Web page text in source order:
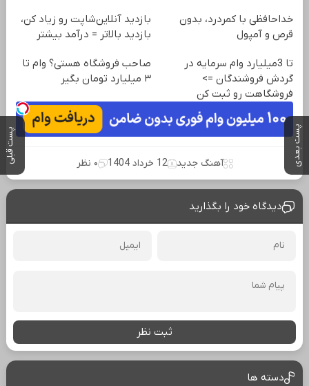
پست بعدی پست قبلی
خداحافظی با کمردرد، بدون
قرص و آمپول
بازدید آنلاین‌شاپت رو زیاد کن،
بازدید بالاتر = درآمد بیشتر
تا 3میلیارد وام سرمایه در
گردش فروشندگان =>
فروشگاهت رو ثبت کن
صاحب فروشگاه هستی؟ وام تا
۳ میلیارد تومان بگیر
آهنگ جدید 12 خرداد 1404 ۰ نظر
دیدگاه خود را بگذارید
ثبت نظر
دسته ها